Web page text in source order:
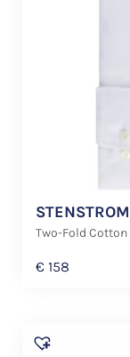
Two-Fold Cotton
€ 158